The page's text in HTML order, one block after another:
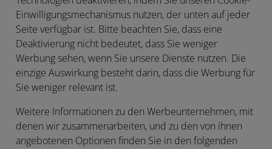
Einwilligungsmechanismus nutzen, der unten auf jeder
Seite verfügbar ist. Bitte beachten Sie, dass eine
Deaktivierung nicht bedeutet, dass Sie weniger
Werbung sehen, wenn Sie unsere Dienste nutzen. Die
einzige Auswirkung besteht darin, dass die Werbung für
Sie weniger relevant ist.
Weitere Informationen zu den Werbeunternehmen, mit
denen wir zusammenarbeiten, und zu den von ihnen
angebotenen Optionen finden Sie in den folgenden